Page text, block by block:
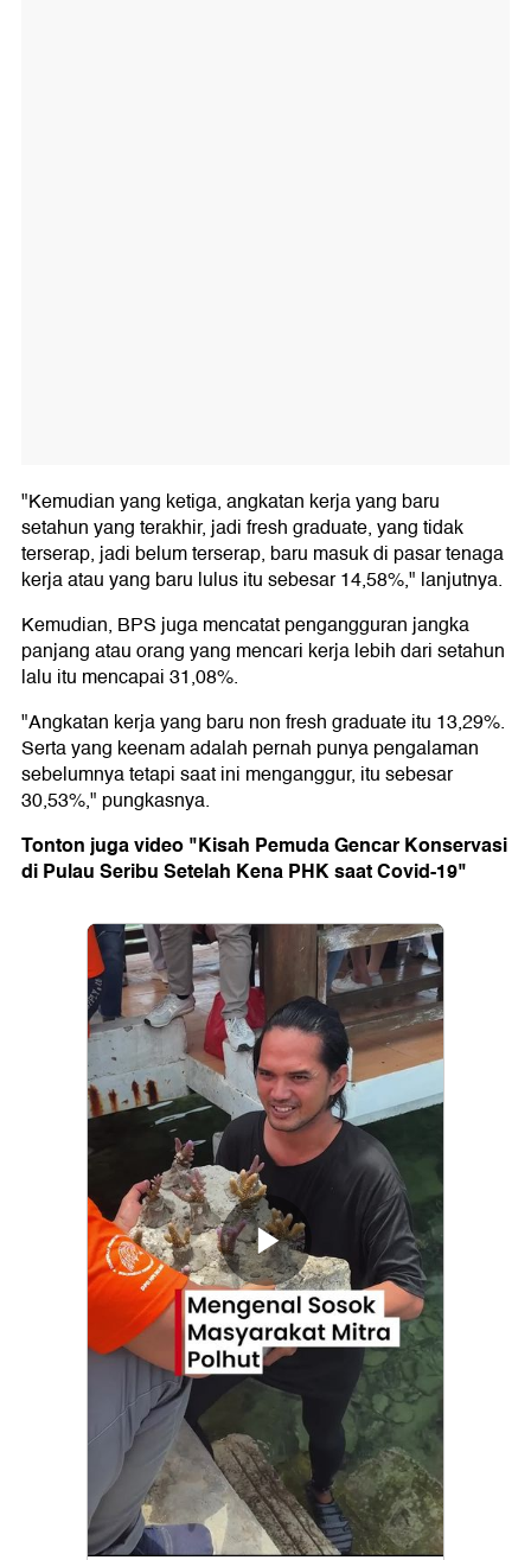
"Kemudian yang ketiga, angkatan kerja yang baru
setahun yang terakhir, jadi fresh graduate, yang tidak
terserap, jadi belum terserap, baru masuk di pasar tenaga
kerja atau yang baru lulus itu sebesar 14,58%," lanjutnya.
Kemudian, BPS juga mencatat pengangguran jangka
panjang atau orang yang mencari kerja lebih dari setahun
lalu itu mencapai 31,08%.
"Angkatan kerja yang baru non fresh graduate itu 13,29%.
Serta yang keenam adalah pernah punya pengalaman
sebelumnya tetapi saat ini menganggur, itu sebesar
30,53%," pungkasnya.
Tonton juga video "Kisah Pemuda Gencar Konservasi
di Pulau Seribu Setelah Kena PHK saat Covid-19"